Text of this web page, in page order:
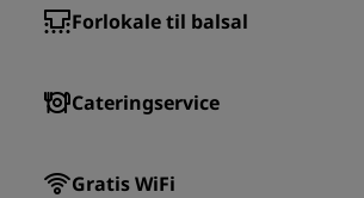
Forlokale til balsal
Cateringservice
Gratis WiFi